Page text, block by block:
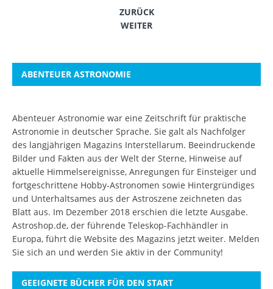
ZURÜCK
WEITER
ABENTEUER ASTRONOMIE
Abenteuer Astronomie war eine Zeitschrift für praktische
Astronomie in deutscher Sprache. Sie galt als Nachfolger
des langjährigen Magazins Interstellarum. Beeindruckende
Bilder und Fakten aus der Welt der Sterne, Hinweise auf
aktuelle Himmelsereignisse, Anregungen für Einsteiger und
fortgeschrittene Hobby-Astronomen sowie Hintergründiges
und Unterhaltsames aus der Astroszene zeichneten das
Blatt aus. Im Dezember 2018 erschien die letzte Ausgabe.
Astroshop.de, der führende Teleskop-Fachhändler in
Europa, führt die Website des Magazins jetzt weiter. Melden
Sie sich an und werden Sie aktiv in der Community!
GEEIGNETE BÜCHER FÜR DEN START